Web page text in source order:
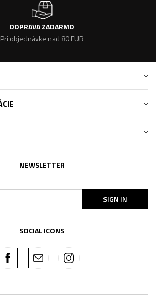
DOPRAVA ZADARMO
Pri objednávke nad 80 EUR
NEWSLETTER
SIGN IN
SOCIAL ICONS